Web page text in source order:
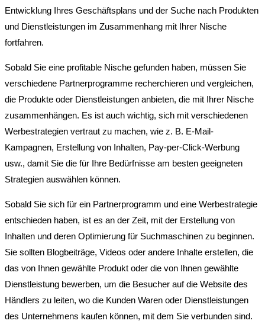
Entwicklung Ihres Geschäftsplans und der Suche nach Produkten
und Dienstleistungen im Zusammenhang mit Ihrer Nische
fortfahren.
Sobald Sie eine profitable Nische gefunden haben, müssen Sie
verschiedene Partnerprogramme recherchieren und vergleichen,
die Produkte oder Dienstleistungen anbieten, die mit Ihrer Nische
zusammenhängen. Es ist auch wichtig, sich mit verschiedenen
Werbestrategien vertraut zu machen, wie z. B. E-Mail-
Kampagnen, Erstellung von Inhalten, Pay-per-Click-Werbung
usw., damit Sie die für Ihre Bedürfnisse am besten geeigneten
Strategien auswählen können.
Sobald Sie sich für ein Partnerprogramm und eine Werbestrategie
entschieden haben, ist es an der Zeit, mit der Erstellung von
Inhalten und deren Optimierung für Suchmaschinen zu beginnen.
Sie sollten Blogbeiträge, Videos oder andere Inhalte erstellen, die
das von Ihnen gewählte Produkt oder die von Ihnen gewählte
Dienstleistung bewerben, um die Besucher auf die Website des
Händlers zu leiten, wo die Kunden Waren oder Dienstleistungen
des Unternehmens kaufen können, mit dem Sie verbunden sind.